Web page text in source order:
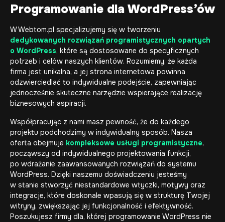
Programowanie dla WordPress’ów
W Webtom.pl specjalizujemy się w tworzeniu
dedykowanych rozwiązań programistycznych opartych
o WordPress, które są dostosowane do specyficznych
potrzeb i celów naszych klientów. Rozumiemy, że każda
firma jest unikalna, a jej strona internetowa powinna
odzwierciedlać to indywidualne podejście, zapewniając
jednocześnie skuteczne narzędzie wspierające realizację
biznesowych aspiracji.
Współpracując z nami masz pewność, że do każdego
projektu podchodzimy w indywidualny sposób. Nasza
oferta obejmuje kompleksowe usługi programistyczne,
począwszy od indywidualnego projektowania funkcji,
po wdrażanie zaawansowanych rozwiązań do systemu
WordPress. Dzięki naszemu doświadczeniu jesteśmy
w stanie stworzyć niestandardowe wtyczki, motywy oraz
integracje, które doskonale wpasują się w strukturę Twojej
witryny, zwiększając jej funkcjonalność i efektywność.
Poszukujesz firmy dla, której programowanie WordPress nie